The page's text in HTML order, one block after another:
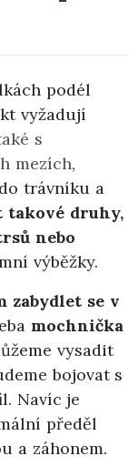
podél
vyžadují
s
mezích,
trávníku a
takové druhy,
nebo
výběžky.
zabydlet se v
mochnička
vysadit
bojovat s
Navíc je
předěl
a záhonem.